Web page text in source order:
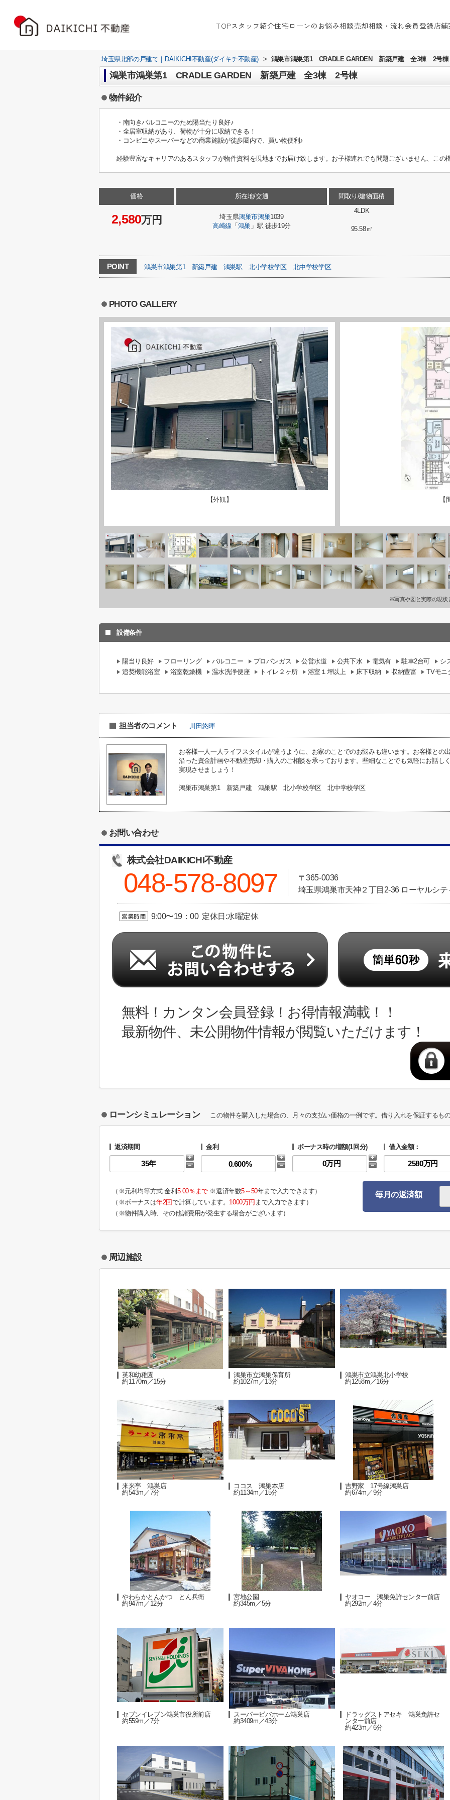
TOPスタッフ紹介住宅ローンのお悩み相談売却相談・流れ会員登録店
埼玉県北部の戸建て｜DAIKICHI不動産(ダイキチ不動産) > 鴻巣市鴻巣第1 CRADLE GARDEN 新築戸建 全3棟 2号棟
鴻巣市鴻巣第1 CRADLE GARDEN 新築戸建 全3棟 2号棟
物件紹介
・南向きバルコニーのため陽当たり良好♪
・全居室収納があり、荷物が十分に収納できる！
・コンビニやスーパーなどの商業施設が徒歩圏内で、買い物便利♪
経験豊富なキャリアのあるスタッフが物件資料を現地までお届け致します。お子様連れでも問題ございません、この
価格
2,580万円
所在地/交通
埼玉県鴻巣市鴻巣1039
高崎線 「 鴻巣 」駅 徒歩19分
間取り/建物面積
4LDK
95.58㎡
POINT 鴻巣市鴻巣第1 新築戸建 鴻巣駅 北小学校学区 北中学校学区
PHOTO GALLERY
【外観】
※写真や図と実際の現状
設備条件
陽当り良好 フローリング バルコニー プロパンガス 公営水道 公共下水 電気有 駐車2台可
シ
追焚機能浴室
浴室乾燥機 温水洗浄便座 トイレ２ヶ所 浴室１坪以上 床下収納 収納豊富 TVモニ
担当者のコメント 川田悠暉
お客様一人一人ライフスタイルが違うように、お家のことでのお悩みも違います。お客様との
沿った資金計画や不動産売却・購入のご相談を承っております。些細なことでも気軽にお話し
実現させましょう！
鴻巣市鴻巣第1 新築戸建 鴻巣駅 北小学校学区 北中学校学区
お問い合わせ
株式会社DAIKICHI不動産
048-578-8097
〒365-0036
埼玉県鴻巣市天神２丁目2-36 ローヤルシ
9:00〜19：00 定休日:水曜定休
無料！カンタン会員登録！お得情報満載！！
最新物件、未公開物件情報が閲覧いただけます！
ローンシミュレーション この物件を購入した場合の、月々の支払い価格の一例です。借り入れを保証するも
返済期間 金利 ボーナス時の増額(1回分) 借入金額：
（※元利均等方式 金利 5.00％まで※返済年数5～50年まで入力できます）
（※ボーナスは年2回で計算しています。 1000万円 まで入力できます）
（※物件購入時、その他諸費用が発生する場合がございます）
毎月の返済額
周辺施設
英和幼稚園
約1170m／15分
鴻巣市立鴻巣保育所
約1027m／13分
鴻巣市立鴻巣北小学校
約1258m／16分
来来亭 鴻巣店
約543m／7分
ココス 鴻巣本店
約1134m／15分
吉野家 17号線鴻巣店
約674m／9分
やわらかとんかつ とん兵衛
約947m／12分
宮地公園
約345m／5分
ヤオコー 鴻巣免許センター前店
約292m／4分
セブンイレブン鴻巣市役所前店
約559m／7分
スーパービバホーム鴻巣店
約3409m／43分
ドラッグストアセキ 鴻巣免許セ
ンター前店
約423m／6分